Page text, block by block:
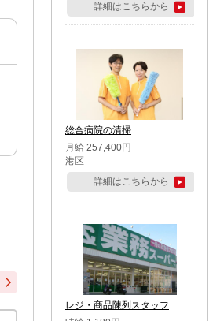
詳細はこちらから
総合病院の清掃
月給 257,400円
港区
詳細はこちらから
レジ・商品陳列スタッフ